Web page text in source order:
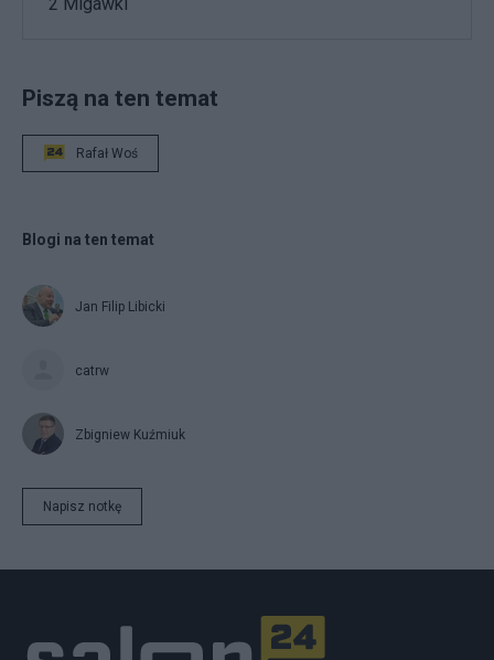
Piszą na ten temat
Rafał Woś
Blogi na ten temat
Jan Filip Libicki
catrw
Zbigniew Kuźmiuk
Napisz notkę